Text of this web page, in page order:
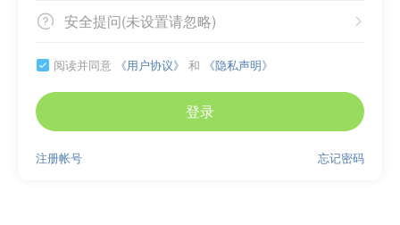
 
安全提问(未设置请忽略)
 阅读并同意 《用户协议》 和 《隐私声明》
登录
忘记密码
注册帐号